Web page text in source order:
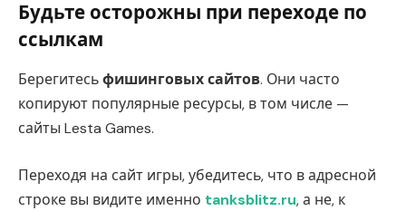
Будьте осторожны при переходе по
ссылкам
Берегитесьфишинговых сайтов. Они часто
копируют популярные ресурсы, в том числе —
сайты Lesta Games.
Переходя на сайт игры, убедитесь, что в адресной
строке вы видите именно tanksblitz.ru, а не, к